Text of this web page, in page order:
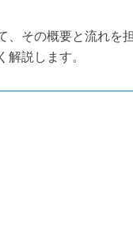
、その概要と流れを
説します。